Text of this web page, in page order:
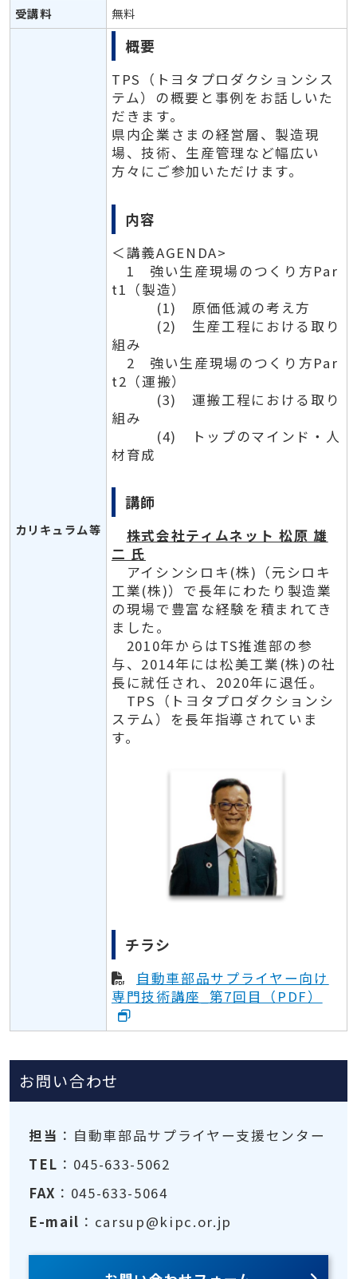
受講料
無料
カリキュラム等
概要
TPS（トヨタプロダクションシス
テム）の概要と事例をお話しいた
だきます。
県内企業さまの経営層、製造現
場、技術、生産管理など幅広い
方々にご参加いただけます。
内容
＜講義AGENDA>
1 強い生産現場のつくり方Par
t1（製造）
(1) 原価低減の考え方
(2) 生産工程における取り
組み
2 強い生産現場のつくり方Par
t2（運搬）
(3) 運搬工程における取り
組み
(4) トップのマインド・人
材育成
講師
株式会社ティムネット 松原 雄
二 氏
アイシンシロキ(株)（元シロキ
工業(株)）で長年にわたり製造業
の現場で豊富な経験を積まれてき
ました。
2010年からはTS推進部の参
与、2014年には松美工業(株)の社
長に就任され、2020年に退任。
TPS（トヨタプロダクションシ
ステム）を長年指導されていま
す。
チラシ
自動車部品サプライヤー向け
専門技術講座_第7回目（PDF）
お問い合わせ
担当 ：自動車部品サプライヤー支援センター
TEL ：045-633-5062
FAX ：045-633-5064
E-mail ：carsup@kipc.or.jp